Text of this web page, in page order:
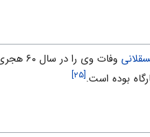
وفات وی را در سال ۶۰ هجری و در اول خلافت
بوده است.[۲۵]